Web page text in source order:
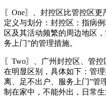
〖One〗、封控区比管控区
定义与划分：封控区：指病
区及其活动频繁的周边地区
务上门”的管理措施。
〖Two〗、广州封控区、管
在明显区别，具体如下：管
离、足不出户、服务上门”管
制在家中，不能外出，日常